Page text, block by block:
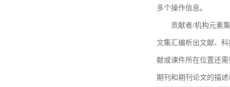
多个操作信息。
贡献者/机构元素
文集汇编析出文献、
献或课件所在位置还
期刊和期刊论文的描